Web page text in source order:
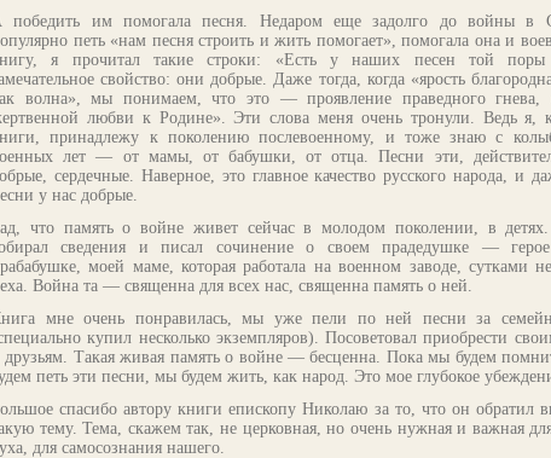
победить им помогала песня. Недаром еще задолго до войны в
петь «нам песня строить и жить помогает», помогала она и
я прочитал такие строки: «Есть у наших песен той
свойство: они добрые. Даже тогда, когда «ярость
волна», мы понимаем, что это — проявление праведного гнева,
любви к Родине». Эти слова меня очень тронули. Ведь я,
принадлежу к поколению послевоенному, и тоже знаю с
лет — от мамы, от бабушки, от отца. Песни эти,
сердечные. Наверное, это главное качество русского народа, и
у нас добрые.
что память о войне живет сейчас в молодом поколении, в
сведения и писал сочинение о своем прадедушке —
моей маме, которая работала на военном заводе, сутками
Война та — священна для всех нас, священна память о ней.
мне очень понравилась, мы уже пели по ней песни за
купил несколько экземпляров). Посоветовал приобрести
друзьям. Такая живая память о войне — бесценна. Пока мы будем
петь эти песни, мы будем жить, как народ. Это мое глубокое
спасибо автору книги епископу Николаю за то, что он обратил
тему. Тема, скажем так, не церковная, но очень нужная и важная
для самосознания нашего.